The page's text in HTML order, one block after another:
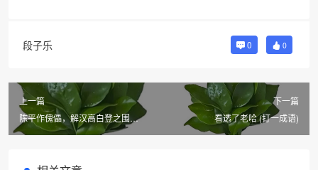
段子乐 0 0
上一篇
陈平作傀儡，解汉高白登之围
(《聊斋志异》篇目四)
下一篇
看透了老哈 (打一成语)